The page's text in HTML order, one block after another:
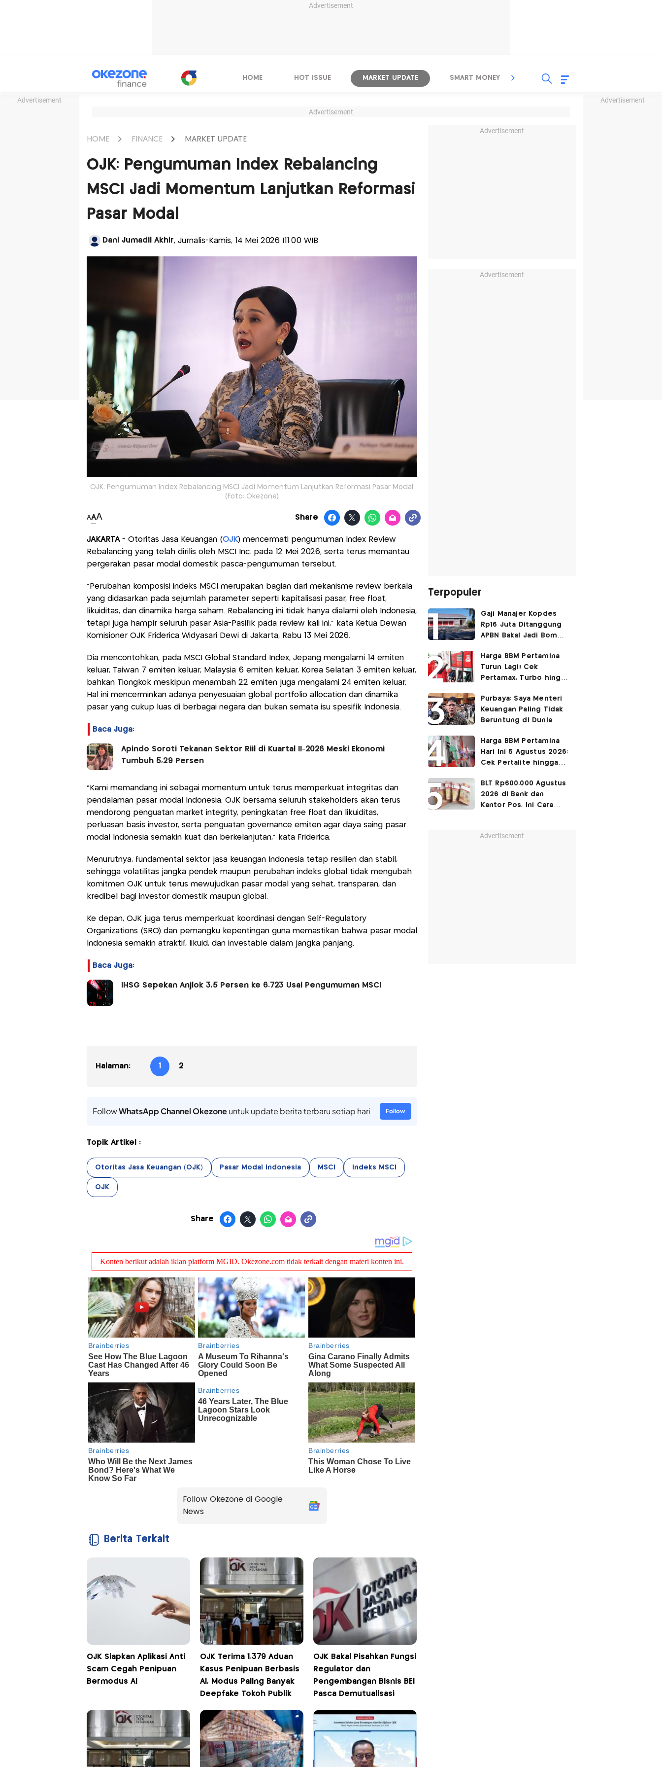
Advertisement
Advertisement Advertisement
HOME HOT ISSUE MARKET UPDATE SMART MONEY INSPIRASI BISNIS
Advertisement
HOME FINANCE MARKET UPDATE
OJK: Pengumuman Index Rebalancing
MSCI Jadi Momentum Lanjutkan Reformasi
Pasar Modal
Dani Jumadil Akhir, Jurnalis-Kamis, 14 Mei 2026 |11:00 WIB
OJK: Pengumuman Index Rebalancing MSCI Jadi Momentum Lanjutkan Reformasi Pasar Modal
(Foto: Okezone)
AAA Share
JAKARTA - Otoritas Jasa Keuangan (OJK) mencermati pengumuman Index Review
Rebalancing yang telah dirilis oleh MSCI Inc. pada 12 Mei 2026, serta terus memantau
pergerakan pasar modal domestik pasca-pengumuman tersebut.
"Perubahan komposisi indeks MSCI merupakan bagian dari mekanisme review berkala
yang didasarkan pada sejumlah parameter seperti kapitalisasi pasar, free float,
likuiditas, dan dinamika harga saham. Rebalancing ini tidak hanya dialami oleh Indonesia,
tetapi juga hampir seluruh pasar Asia-Pasifik pada review kali ini,” kata Ketua Dewan
Komisioner OJK Friderica Widyasari Dewi di Jakarta, Rabu 13 Mei 2026.
Dia mencontohkan, pada MSCI Global Standard Index, Jepang mengalami 14 emiten
keluar, Taiwan 7 emiten keluar, Malaysia 6 emiten keluar, Korea Selatan 3 emiten keluar,
bahkan Tiongkok meskipun menambah 22 emiten juga mengalami 24 emiten keluar.
Hal ini mencerminkan adanya penyesuaian global portfolio allocation dan dinamika
pasar yang cukup luas di berbagai negara dan bukan semata isu spesifik Indonesia.
Baca Juga:
Apindo Soroti Tekanan Sektor Riil di Kuartal II-2026 Meski Ekonomi
Tumbuh 5,29 Persen
“Kami memandang ini sebagai momentum untuk terus memperkuat integritas dan
pendalaman pasar modal Indonesia. OJK bersama seluruh stakeholders akan terus
mendorong penguatan market integrity, peningkatan free float dan likuiditas,
perluasan basis investor, serta penguatan governance emiten agar daya saing pasar
modal Indonesia semakin kuat dan berkelanjutan,” kata Friderica.
Menurutnya, fundamental sektor jasa keuangan Indonesia tetap resilien dan stabil,
sehingga volatilitas jangka pendek maupun perubahan indeks global tidak mengubah
komitmen OJK untuk terus mewujudkan pasar modal yang sehat, transparan, dan
kredibel bagi investor domestik maupun global.
Ke depan, OJK juga terus memperkuat koordinasi dengan Self-Regulatory
Organizations (SRO) dan pemangku kepentingan guna memastikan bahwa pasar modal
Indonesia semakin atraktif, likuid, dan investable dalam jangka panjang.
Baca Juga:
IHSG Sepekan Anjlok 3,5 Persen ke 6.723 Usai Pengumuman MSCI
Halaman: 1 2
FollowWhatsApp Channel Okezoneuntuk update berita terbaru setiap hari Follow
Topik Artikel :
Otoritas Jasa Keuangan (OJK) Pasar Modal Indonesia MSCI Indeks MSCI
OJK
Share
Follow Okezone di Google
News
Berita Terkait
OJK Siapkan Aplikasi Anti
Scam Cegah Penipuan
Bermodus AI
OJK Terima 1.379 Aduan
Kasus Penipuan Berbasis
AI, Modus Paling Banyak
Deepfake Tokoh Publik
OJK Bakal Pisahkan Fungsi
Regulator dan
Pengembangan Bisnis BEI
Pasca Demutualisasi
Advertisement
Advertisement
Terpopuler
Gaji Manajer Kopdes
Rp16 Juta Ditanggung
APBN Bakal Jadi Bom
Harga BBM Pertamina
Turun Lagi! Cek
Pertamax, Turbo hingga
Agustus 2026
Purbaya: Saya Menteri
Keuangan Paling Tidak
Beruntung di Dunia
Harga BBM Pertamina
Hari Ini 5 Agustus 2026:
Cek Pertalite hingga
Turun
BLT Rp600.000 Agustus
2026 di Bank dan
Kantor Pos, Ini Cara
Advertisement